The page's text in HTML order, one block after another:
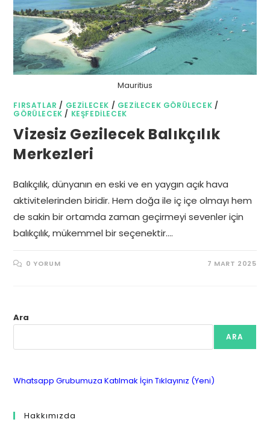
Mauritius
FIRSATLAR / GEZILECEK / GEZILECEK GÖRÜLECEK /
GÖRÜLECEK / KEŞFEDILECEK
Vizesiz Gezilecek Balıkçılık
Merkezleri
Balıkçılık, dünyanın en eski ve en yaygın açık hava
aktivitelerinden biridir. Hem doğa ile iç içe olmayı hem
de sakin bir ortamda zaman geçirmeyi sevenler için
balıkçılık, mükemmel bir seçenektir.…
0 YORUM 7 MART 2025
Ara
ARA
Whatsapp Grubumuza Katılmak İçin Tıklayınız (Yeni)
Hakkımızda